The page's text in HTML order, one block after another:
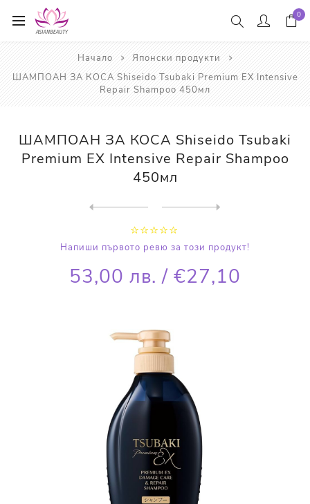
0
Начало
Японски продукти
ШАМПОАН ЗА КОСА Shiseido Tsubaki Premium EX Intensive
Repair Shampoo 450мл
ШАМПОАН ЗА КОСА Shiseido Tsubaki
Premium EX Intensive Repair Shampoo
450мл
Напиши първото ревю за този продукт!
53,00 лв. / €27,10